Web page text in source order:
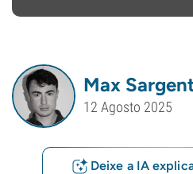
Max
12 Agosto 2025
Deixe a IA